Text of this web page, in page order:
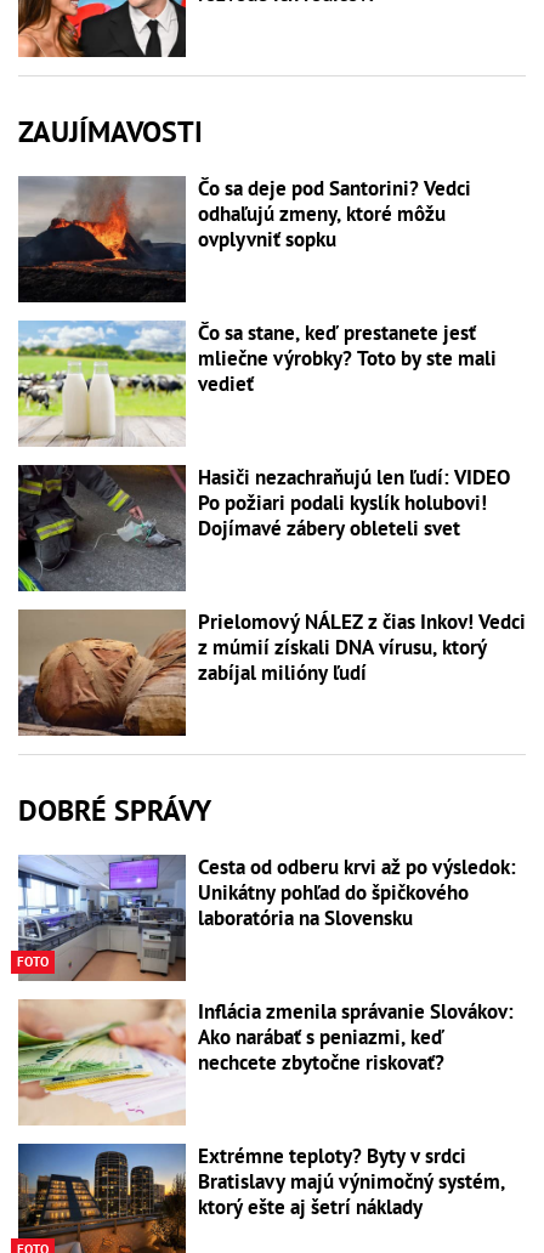
ZAUJÍMAVOSTI
Čo sa deje pod Santorini? Vedci
odhaľujú zmeny, ktoré môžu
ovplyvniť sopku
Čo sa stane, keď prestanete jesť
mliečne výrobky? Toto by ste mali
vedieť
Hasiči nezachraňujú len ľudí: VIDEO
Po požiari podali kyslík holubovi!
Dojímavé zábery obleteli svet
Prielomový NÁLEZ z čias Inkov! Vedci
z múmií získali DNA vírusu, ktorý
zabíjal milióny ľudí
DOBRÉ SPRÁVY
FOTO
Cesta od odberu krvi až po výsledok:
Unikátny pohľad do špičkového
laboratória na Slovensku
Inflácia zmenila správanie Slovákov:
Ako narábať s peniazmi, keď
nechcete zbytočne riskovať?
Extrémne teploty? Byty v srdci
Bratislavy majú výnimočný systém,
ktorý ešte aj šetrí náklady